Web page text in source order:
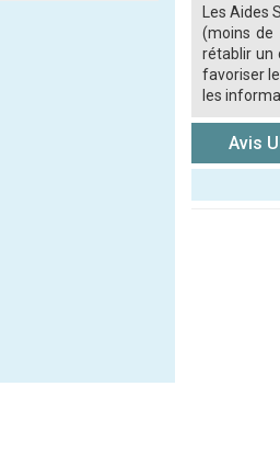
Les
(moins de
rétablir un
favoriser
les
Avis